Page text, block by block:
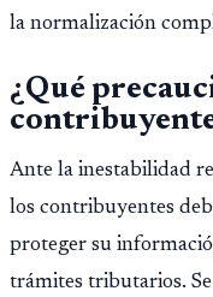
la normalización
¿Qué
Ante la inestabilidad
los contribuyentes
proteger su
trámites tributarios.